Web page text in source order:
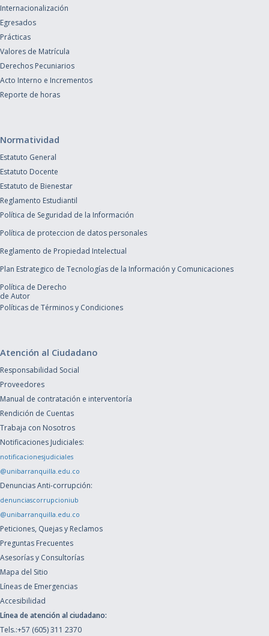
Internacionalización
Egresados
Prácticas
Valores de Matrícula
Derechos Pecuniarios
Acto Interno e Incrementos
Reporte de horas
Normatividad
Estatuto General
Estatuto Docente
Estatuto de Bienestar
Reglamento Estudiantil
Política de Seguridad de la Información
Política de proteccion de datos personales
Reglamento de Propiedad Intelectual
Plan Estrategico de Tecnologías de la Información y Comunicaciones
Política de Derecho
de Autor
Políticas de Términos y Condiciones
Atención al Ciudadano
Responsabilidad Social
Proveedores
Manual de contratación e interventoría
Rendición de Cuentas
Trabaja con Nosotros
Notificaciones Judiciales:
notificacionesjudiciales
@unibarranquilla.edu.co
Denuncias Anti-corrupción:
denunciascorrupcioniub
@unibarranquilla.edu.co
Peticiones, Quejas y Reclamos
Preguntas Frecuentes
Asesorías y Consultorías
Mapa del Sitio
Líneas de Emergencias
Accesibilidad
Línea de atención al ciudadano:
Tels.:+57 (605) 311 2370